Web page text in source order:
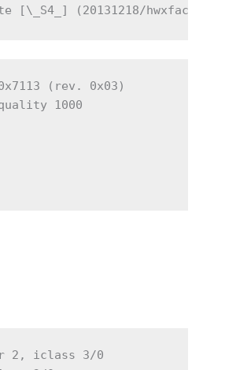
[\_S4_] (20131218/hwxface-646)
(rev. 0x03)
1000
2, iclass 3/0